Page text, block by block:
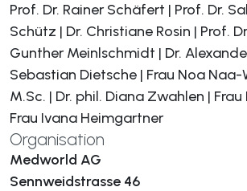
Prof. Dr. Rainer Schäfert | Prof. Dr.
Schütz | Dr. Christiane Rosin | Prof.
Gunther Meinlschmidt | Dr.
Sebastian Dietsche | Frau Noa Naa-
M.Sc. | Dr. phil. Diana Zwahlen |
Frau Ivana Heimgartner
Organisation
Medworld AG
Sennweidstrasse 46